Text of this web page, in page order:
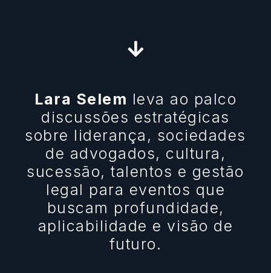
Lara Selem leva ao palco
discussões estratégicas
sobre liderança, sociedades
de advogados, cultura,
sucessão, talentos e gestão
legal para eventos que
buscam profundidade,
aplicabilidade e visão de
futuro.